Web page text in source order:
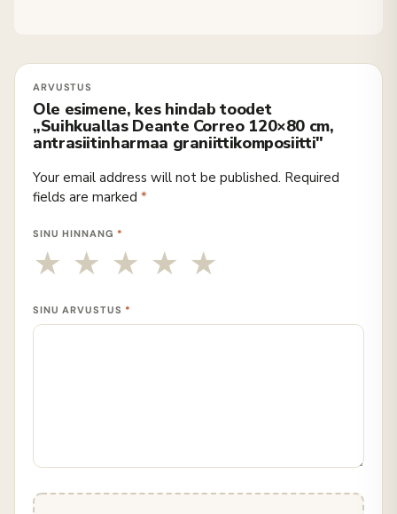
Ole esimene, kes hindab toodet
„Suihkuallas Deante Correo 120×80 cm,
antrasiitinharmaa graniittikomposiitti"
Your email address will not be published. Required
fields are marked *
SINU HINNANG *
SINU ARVUSTUS *